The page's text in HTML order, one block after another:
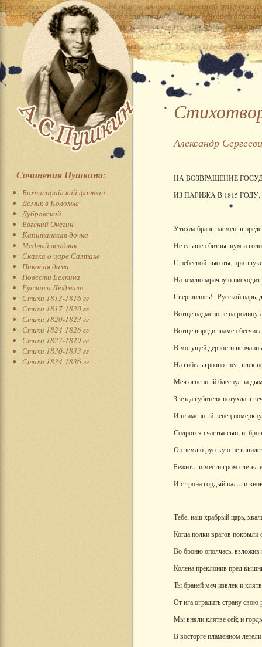
Сочинения Пушкина:
Бахчисарайский фонтан
Домик в Коломне
Дубровский
Евгений Онегин
Капитанская дочка
Медный всадник
Сказка о царе Салтане
Пиковая дама
Повести Белкина
Руслан и Людмила
Стихи 1813-1816 гг
Стихи 1817-1820 гг
Стихи 1820-1823 гг
Стихи 1824-1826 гг
Стихи 1827-1829 гг
Стихи 1830-1833 гг
Стихи 1834-1836 гг
Александр
НА ВОЗВРАЩЕНИЕ
ИЗ ПАРИЖА В 1815 ГОДУ.
Утихла брань племен: в
Не слышен битвы шум и
С небесной высоты, при
На землю мрачную
Свершилось!.. Русской царь,
Вотще надменные на родину
Вотще впреди знамен
В могущей дерзости
На гибель грозно шел, влек
Меч огненный блеснул за
Звезда губителя потухла в
И пламенный венец
Содрогся счастья сын, и,
Он землю русскую не
Бежит... и мести гром слетел
И с трона гордый пал... и
Тебе, наш храбрый царь,
Когда полки врагов покрыли
Во броню ополчась,
Колена преклонив пред
Ты браней меч извлек и
От ига оградить страну
Мы вняли клятве сей; и
В восторге пламенном